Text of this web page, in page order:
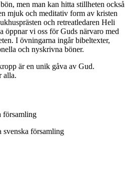
men man kan hitta stillheten också
mjuk och meditativ form av kristen
och retreatledaren Heli
öppnar vi oss för Guds närvaro med
I övningarna ingår bibeltexter,
och nyskrivna böner.
är en unik gåva av Gud.
alla.
församling
svenska församling